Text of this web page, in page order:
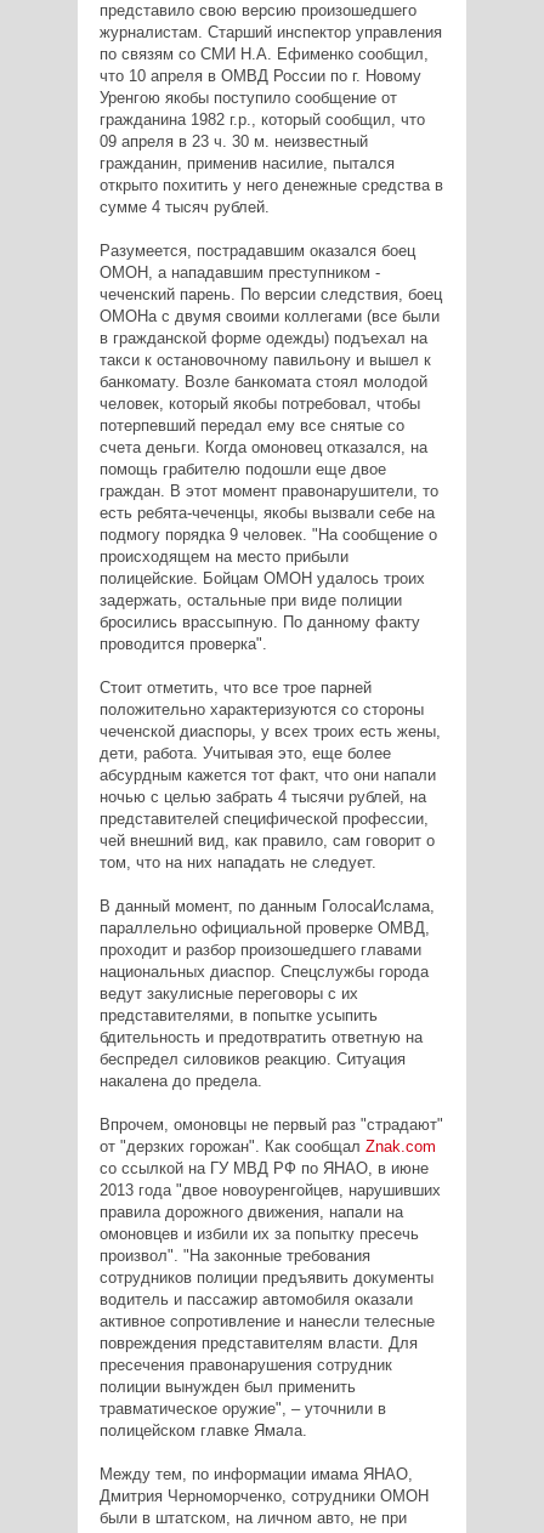
представило свою версию произошедшего
журналистам. Старший инспектор управления
по связям со СМИ Н.А. Ефименко сообщил,
что 10 апреля в ОМВД России по г. Новому
Уренгою якобы поступило сообщение от
гражданина 1982 г.р., который сообщил, что
09 апреля в 23 ч. 30 м. неизвестный
гражданин, применив насилие, пытался
открыто похитить у него денежные средства в
сумме 4 тысяч рублей.
Разумеется, пострадавшим оказался боец
ОМОН, а нападавшим преступником -
чеченский парень. По версии следствия, боец
ОМОНа с двумя своими коллегами (все были
в гражданской форме одежды) подъехал на
такси к остановочному павильону и вышел к
банкомату. Возле банкомата стоял молодой
человек, который якобы потребовал, чтобы
потерпевший передал ему все снятые со
счета деньги. Когда омоновец отказался, на
помощь грабителю подошли еще двое
граждан. В этот момент правонарушители, то
есть ребята-чеченцы, якобы вызвали себе на
подмогу порядка 9 человек. "На сообщение о
происходящем на место прибыли
полицейские. Бойцам ОМОН удалось троих
задержать, остальные при виде полиции
бросились врассыпную. По данному факту
проводится проверка".
Стоит отметить, что все трое парней
положительно характеризуются со стороны
чеченской диаспоры, у всех троих есть жены,
дети, работа. Учитывая это, еще более
абсурдным кажется тот факт, что они напали
ночью с целью забрать 4 тысячи рублей, на
представителей специфической профессии,
чей внешний вид, как правило, сам говорит о
том, что на них нападать не следует.
В данный момент, по данным ГолосаИслама,
параллельно официальной проверке ОМВД,
проходит и разбор произошедшего главами
национальных диаспор. Спецслужбы города
ведут закулисные переговоры с их
представителями, в попытке усыпить
бдительность и предотвратить ответную на
беспредел силовиков реакцию. Ситуация
накалена до предела.
Впрочем, омоновцы не первый раз "страдают"
от "дерзких горожан". Как сообщал Znak.com
со ссылкой на ГУ МВД РФ по ЯНАО, в июне
2013 года "двое новоуренгойцев, нарушивших
правила дорожного движения, напали на
омоновцев и избили их за попытку пресечь
произвол". "На законные требования
сотрудников полиции предъявить документы
водитель и пассажир автомобиля оказали
активное сопротивление и нанесли телесные
повреждения представителям власти. Для
пресечения правонарушения сотрудник
полиции вынужден был применить
травматическое оружие", – уточнили в
полицейском главке Ямала.
Между тем, по информации имама ЯНАО,
Дмитрия Черноморченко, сотрудники ОМОН
были в штатском, на личном авто, не при